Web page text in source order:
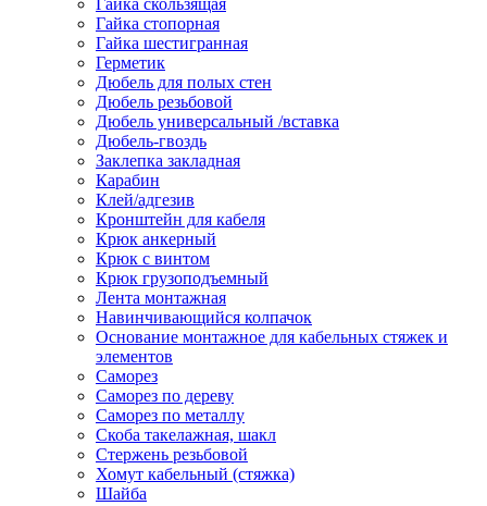
Гайка скользящая
Гайка стопорная
Гайка шестигранная
Герметик
Дюбель для полых стен
Дюбель резьбовой
Дюбель универсальный /вставка
Дюбель-гвоздь
Заклепка закладная
Карабин
Клей/адгезив
Кронштейн для кабеля
Крюк анкерный
Крюк с винтом
Крюк грузоподъемный
Лента монтажная
Навинчивающийся колпачок
Основание монтажное для кабельных стяжек и
элементов
Саморез
Саморез по дереву
Саморез по металлу
Скоба такелажная, шакл
Стержень резьбовой
Хомут кабельный (стяжка)
Шайба